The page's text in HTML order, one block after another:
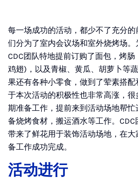
每一场成功的活动，都少不了充分
们分为了室内会议场和室外烧烤场。
CDC团队特地提前订购了面包，烤
鸡翅)，以及青椒、黄瓜、胡萝卜等
果还有各种小零食，做到了荤素搭
于本次活动的积极性也非常高涨，
期准备工作，提前来到活动场地帮
备烧烤食材，搬运酒水等工作。
带来了鲜花用于装饰活动场地，在
备工作成功完成。
活动进行